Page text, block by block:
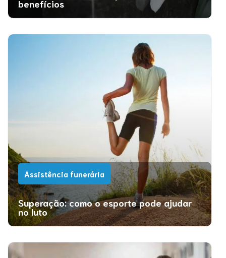
benefícios
Assistência funerária
Superação: como o esporte pode ajudar
no luto